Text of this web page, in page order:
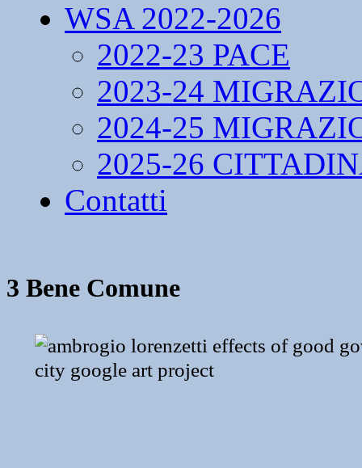
WSA 2022-2026
2022-23 PACE
2023-24
2024-25
2025-26
Contatti
3 Bene Comune